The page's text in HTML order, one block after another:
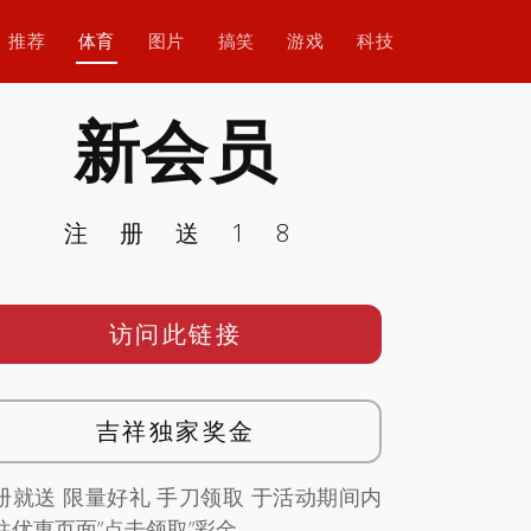
推荐 体育 图片 搞笑 游戏 科技
新会员
注册送18
访问此链接
吉祥独家奖金
就送 限量好礼 手刀领取 于活动期间内